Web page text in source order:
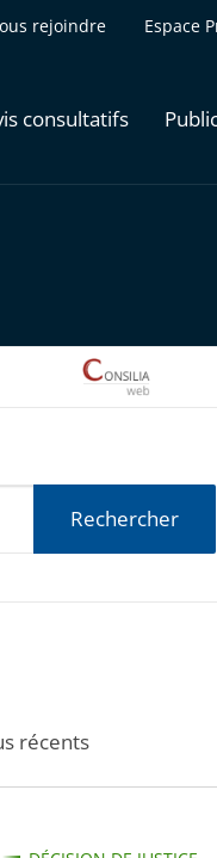
rejoindre Espace
consultatifs
Rechercher
récents